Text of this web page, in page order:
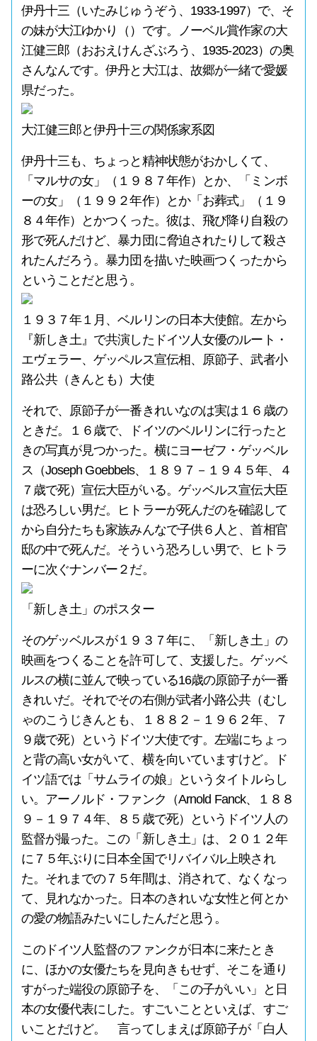
伊丹十三（いたみじゅうぞう、1933-1997）で、そ
の妹が大江ゆかり（）です。ノーベル賞作家の大
江健三郎（おおえけんざぶろう、1935-2023）の奥
さんなんです。伊丹と大江は、故郷が一緒で愛媛
県だった。
大江健三郎と伊丹十三の関係家系図
伊丹十三も、ちょっと精神状態がおかしくて、
「マルサの女」（１９８７年作）とか、「ミンボ
ーの女」（１９９２年作）とか「お葬式」（１９
８４年作）とかつくった。彼は、飛び降り自殺の
形で死んだけど、暴力団に脅迫されたりして殺さ
れたんだろう。暴力団を描いた映画つくったから
ということだと思う。
１９３７年１月、ベルリンの日本大使館。左から
『新しき土』で共演したドイツ人女優のルート・
エヴェラー、ゲッペルス宣伝相、原節子、武者小
路公共（きんとも）大使
それで、原節子が一番きれいなのは実は１６歳の
ときだ。１６歳で、ドイツのベルリンに行ったと
きの写真が見つかった。横にヨーゼフ・ゲッベル
ス（Joseph Goebbels、１８９７－１９４５年、４
７歳で死）宣伝大臣がいる。ゲッベルス宣伝大臣
は恐ろしい男だ。ヒトラーが死んだのを確認して
から自分たちも家族みんなで子供６人と、首相官
邸の中で死んだ。そういう恐ろしい男で、ヒトラ
ーに次ぐナンバー２だ。
「新しき土」のポスター
そのゲッベルスが１９３７年に、「新しき土」の
映画をつくることを許可して、支援した。ゲッベ
ルスの横に並んで映っている16歳の原節子が一番
きれいだ。それでその右側が武者小路公共（むし
ゃのこうじきんとも、１８８２－１９６２年、７
９歳で死）というドイツ大使です。左端にちょっ
と背の高い女がいて、横を向いていますけど。ド
イツ語では「サムライの娘」というタイトルらし
い。アーノルド・ファンク（Arnold Fanck、１８８
９－１９７４年、８５歳で死）というドイツ人の
監督が撮った。この「新しき土」は、２０１２年
に７５年ぶりに日本全国でリバイバル上映され
た。それまでの７５年間は、消されて、なくなっ
て、見れなかった。日本のきれいな女性と何とか
の愛の物語みたいにしたんだと思う。
このドイツ人監督のファンクが日本に来たとき
に、ほかの女優たちを見向きもせず、そこを通り
すがった端役の原節子を、「この子がいい」と日
本の女優代表にした。すごいことといえば、すご
いことだけど。 言ってしまえば原節子が「白人